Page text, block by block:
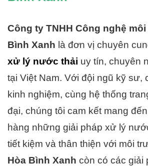
Công ty TNHH Công nghệ
Bình Xanh là đơn vị chuyên
xử lý nước thải uy tín, chuyên
tại Việt Nam. Với đội ngũ kỹ sư,
kinh nghiệm, cùng hệ thống
đại, chúng tôi cam kết mang
hàng những giải pháp xử lý
tiết kiệm và thân thiện với môi
Hòa Bình Xanh còn có các giải